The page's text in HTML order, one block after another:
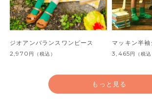
ジオアンバランスワンピース
2,970 円 （税込）
マッキン半袖
3,465円 （税込
もっと見る